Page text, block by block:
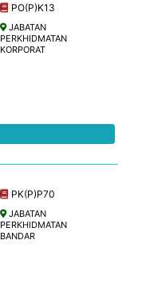
PO(P)K13
JABATAN
PERKHIDMATAN
KORPORAT
PK(P)P70
JABATAN
PERKHIDMATAN
BANDAR